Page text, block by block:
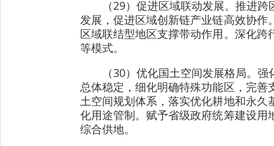
（29）促进区域联动发展。推进
发展，促进区域创新链产业链高效协
区域联结型地区支撑带动作用。深化
等模式。
（30）优化国土空间发展格局。
总体稳定，细化明确特殊功能区，完
土空间规划体系，落实优化耕地和永
化用途管制。赋予省级政府统筹建设
综合供地。